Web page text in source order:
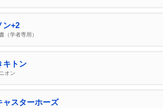
ン+2
（学者専用）
キトン
オン
ャスターホーズ